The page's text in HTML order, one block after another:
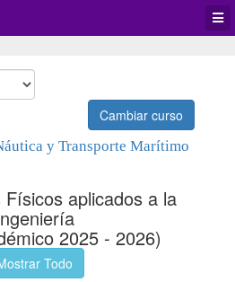
Cambiar curso
y Transporte Marítimo
aplicados a la
2025 - 2026)
Todo